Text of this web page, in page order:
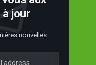
jour
nouvelles